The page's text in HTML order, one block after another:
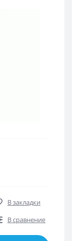
В закладки
В сравнение